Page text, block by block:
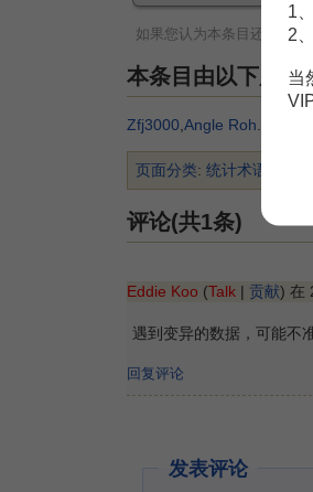
如果您认为本条目还有待完
本条目由以下用户
Zfj3000 Angle Roh
页面分类: 统计术语
评论(共1条)
Eddie Koo (Talk | 贡献) 在
遇到变异的数据，可能不
回复评论
发表评论
1
2
当